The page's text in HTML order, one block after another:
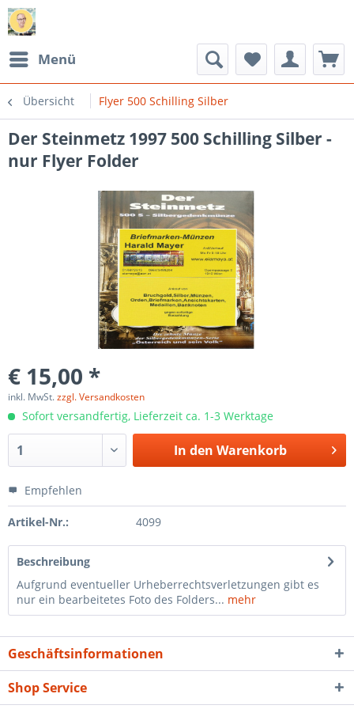
Menü
Übersicht Flyer 500 Schilling Silber
Der Steinmetz 1997 500 Schilling Silber -
nur Flyer Folder
€ 15,00 *
inkl. MwSt.zzgl. Versandkosten
Sofort versandfertig, Lieferzeit ca. 1-3 Werktage
In den Warenkorb
Empfehlen
Artikel-Nr.: 4099
Beschreibung
Aufgrund eventueller Urheberrechtsverletzungen gibt es
nur ein bearbeitetes Foto des Folders... mehr
Geschäftsinformationen
Shop Service